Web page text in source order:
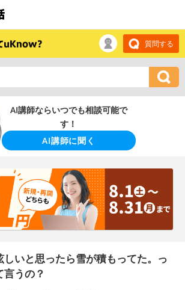
質問する
AI講師ならいつでも相談可能で
す！
AI講師に聞く
しいと思ったら雪が積もってた。っ
うの？